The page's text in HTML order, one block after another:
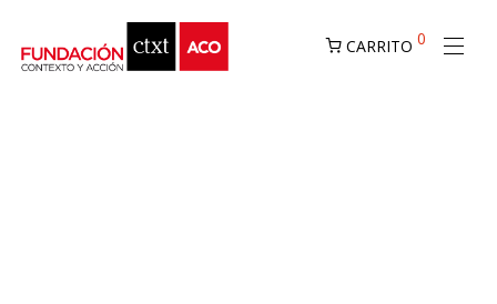
CARRITO 0